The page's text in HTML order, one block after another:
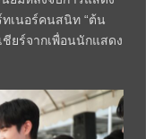
ทเนอร์คนสนิท “ต้น
ชียร์จากเพื่อนนักแสดง